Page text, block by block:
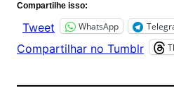
Compartilhe isso:
Tweet WhatsApp
Compartilhar no Tumblr